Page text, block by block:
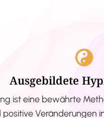
Ausgebildete
ist eine bewährte
positive Veränderungen